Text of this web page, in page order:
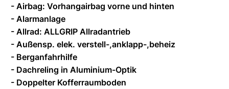
- Airbag: Vorhangairbag vorne und hinten
- Alarmanlage
- Allrad: ALLGRIP Allradantrieb
- Außensp. elek. verstell-,anklapp-,beheiz
- Berganfahrhilfe
- Dachreling in Aluminium-Optik
- Doppelter Kofferraumboden